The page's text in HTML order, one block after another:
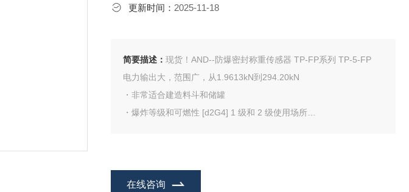
更新时间： 2025-11-18
简要描述： 现货！AND--防爆密封称重传感器 TP-FP系列 TP-5-FP
电力输出大，范围广，从1.9613kN到294.20kN
・非常适合建造料斗和储罐
・爆炸等级和可燃性 [d2G4] 1 级和 2 级使用场所
・混合秤
在线咨询